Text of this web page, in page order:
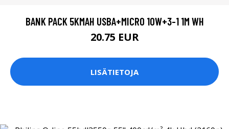
BANK PACK 5KMAH USBA+MICRO 10W+3-1 1M WH
20.75 EUR
LISÄTIETOJA